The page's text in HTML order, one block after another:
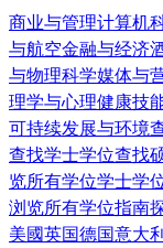
商业与管理计算机
与航空金融与经济
与物理科学媒体与
理学与心理健康技
可持续发展与环境
查找学士学位查找
览所有学位学士学
浏览所有学位指南
美國英国德国意大